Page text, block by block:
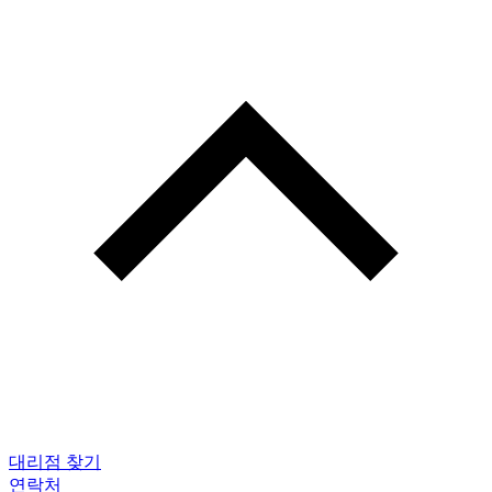
대리점 찾기
연락처